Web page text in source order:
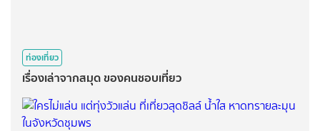
ท่องเที่ยว
เรื่องเล่าจากสมุด ของคนชอบเที่ยว